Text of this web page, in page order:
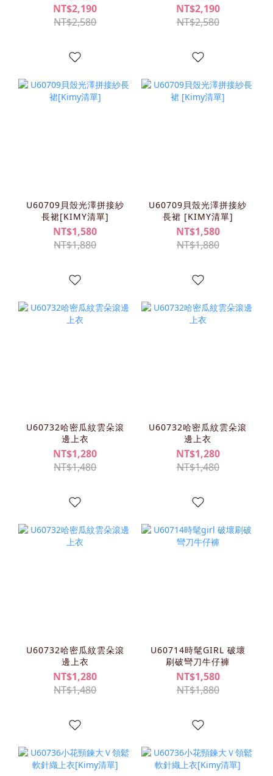
NT$2,190
NT$2,580
NT$2,190
NT$2,580
U60709貝殼光澤拼接紗
長裙[KIMY清單]
NT$1,580
NT$1,880
U60709貝殼光澤拼接紗
長裙 [KIMY清單]
NT$1,580
NT$1,880
U60732哈密瓜紋雲朵滾
邊上衣
NT$1,280
NT$1,480
U60732哈密瓜紋雲朵滾
邊上衣
NT$1,280
NT$1,480
U60732哈密瓜紋雲朵滾
邊上衣
NT$1,280
NT$1,480
U60714時髦GIRL 破壞
刷破彎刀牛仔褲
NT$1,580
NT$1,880